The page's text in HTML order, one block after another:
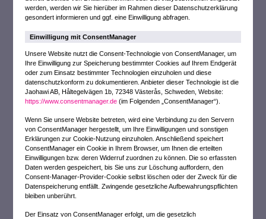
werden, werden wir Sie hierüber im Rahmen dieser Datenschutzerklärung
gesondert informieren und ggf. eine Einwilligung abfragen.
Einwilligung mit ConsentManager
Unsere Website nutzt die Consent-Technologie von ConsentManager, um
Ihre Einwilligung zur Speicherung bestimmter Cookies auf Ihrem Endgerät
oder zum Einsatz bestimmter Technologien einzuholen und diese
datenschutzkonform zu dokumentieren. Anbieter dieser Technologie ist die
Jaohawi AB, Håltegelvägen 1b, 72348 Västerås, Schweden, Website:
https://www.consentmanager.de (im Folgenden „ConsentManager“).
Wenn Sie unsere Website betreten, wird eine Verbindung zu den Servern
von ConsentManager hergestellt, um Ihre Einwilligungen und sonstigen
Erklärungen zur Cookie-Nutzung einzuholen. Anschließend speichert
ConsentManager ein Cookie in Ihrem Browser, um Ihnen die erteilten
Einwilligungen bzw. deren Widerruf zuordnen zu können. Die so erfassten
Daten werden gespeichert, bis Sie uns zur Löschung auffordern, den
Consent-Manager-Provider-Cookie selbst löschen oder der Zweck für die
Datenspeicherung entfällt. Zwingende gesetzliche Aufbewahrungspflichten
bleiben unberührt.
Der Einsatz von ConsentManager erfolgt, um die gesetzlich